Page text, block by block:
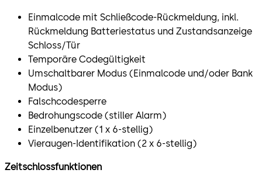
Einmalcode mit Schließcode-Rückmeldung, inkl.
Rückmeldung Batteriestatus und Zustandsanzeige
Schloss/Tür
Temporäre Codegültigkeit
Umschaltbarer Modus (Einmalcode und/oder Bank
Modus)
Falschcodesperre
Bedrohungscode (stiller Alarm)
Einzelbenutzer (1 x 6-stellig)
Vieraugen-Identifikation (2 x 6-stellig)
Zeitschlossfunktionen